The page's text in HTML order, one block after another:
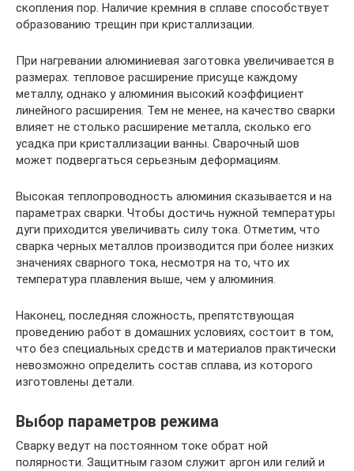
скопления пор. Наличие кремния в сплаве способствует
образованию трещин при кристаллизации.
При нагревании алюминиевая заготовка увеличивается в
размерах. тепловое расширение присуще каждому
металлу, однако у алюминия высокий коэффициент
линейного расширения. Тем не менее, на качество сварки
влияет не столько расширение металла, сколько его
усадка при кристаллизации ванны. Сварочный шов
может подвергаться серьезным деформациям.
Высокая теплопроводность алюминия сказывается и на
параметрах сварки. Чтобы достичь нужной температуры
дуги приходится увеличивать силу тока. Отметим, что
сварка черных металлов производится при более низких
значениях сварного тока, несмотря на то, что их
температура плавления выше, чем у алюминия.
Наконец, последняя сложность, препятствующая
проведению работ в домашних условиях, состоит в том,
что без специальных средств и материалов практически
невозможно определить состав сплава, из которого
изготовлены детали.
Выбор параметров режима
Сварку ведут на постоянном токе обрат ной
полярности. Защитным газом служит apгон или гелий и